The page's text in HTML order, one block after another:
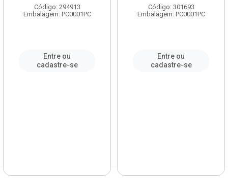
Código: 294913
Embalagem: PC0001PC
Entre ou
cadastre-se
Código: 301693
Embalagem: PC0001PC
Entre ou
cadastre-se